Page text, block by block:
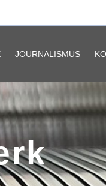
JOURNALISMUS